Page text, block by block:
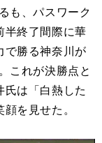
も、パスワーク
半終了間際に華
で勝る神奈川が
これが決勝点と
は「白熱した
を見せた。